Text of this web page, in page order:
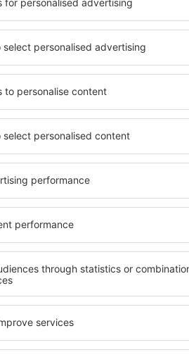
Vedi più hotel a Timaru
modo che ogni
esigenze.
un hotel con
economica? Con il
per tutte le
e lo
e le opzioni
proprio nel cuore
po' più lontani dalla
lunga, ma sono
c'è così tanto da
inizia subito a fare
Una
hotel a
gamma
offrono
loro
un menù
fitness,
Timaru
viaggio